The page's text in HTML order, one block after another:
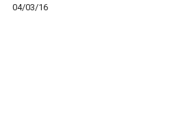
04/03/16